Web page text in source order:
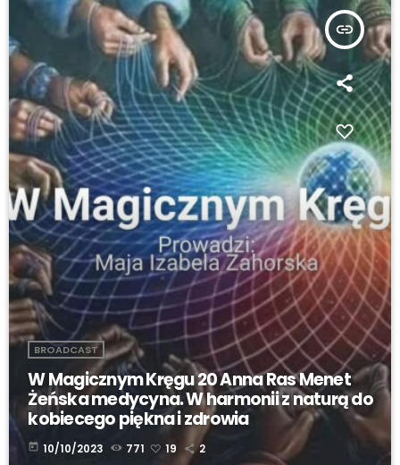
insert_link
BROADCAST
W Magicznym Kręgu 20 Anna Ras Menet
Żeńska medycyna. W harmonii z naturą do
kobiecego piękna i zdrowia
today 10/10/2023 771 19 2